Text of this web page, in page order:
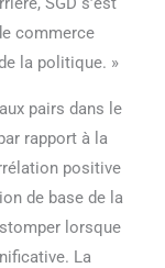
commerce
la politique. »
pairs dans le
rapport à la
positive
de base de la
lorsque
La